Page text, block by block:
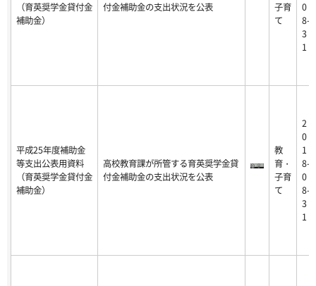
（育英奨学金貸付金
補助金）
付金補助金の支出状況を公表
子育
て
0
8-
3
1
平成25年度補助金
等支出公表用資料
（育英奨学金貸付金
補助金）
高校教育課が所管する育英奨学金貸
付金補助金の支出状況を公表
教
育・
子育
て
2
0
1
8-
0
8-
3
1